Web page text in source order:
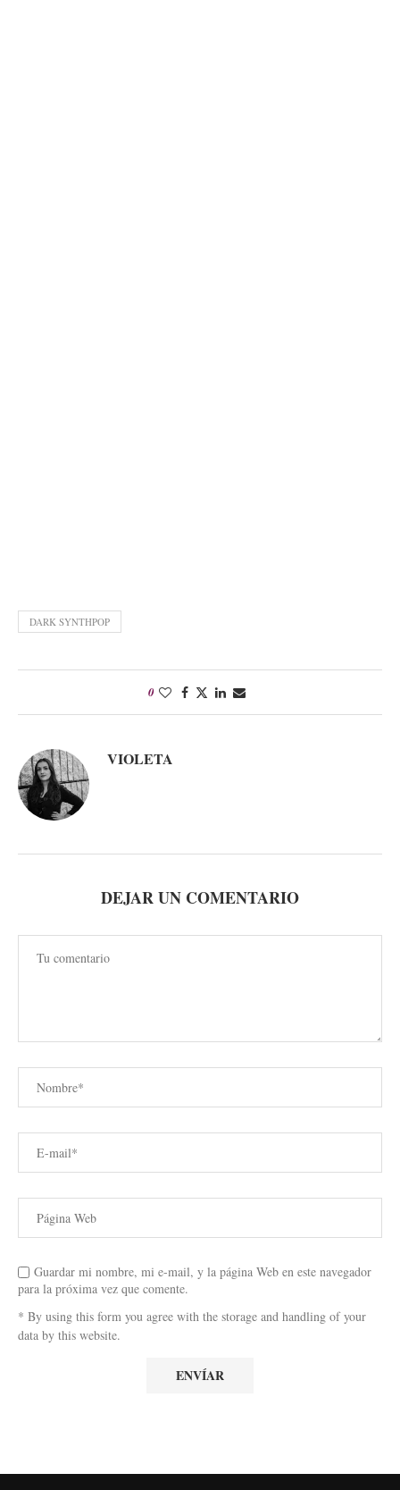
DARK SYNTHPOP
0
VIOLETA
DEJAR UN COMENTARIO
Guardar mi nombre, mi e-mail, y la página Web en este navegador
para la próxima vez que comente.
* By using this form you agree with the storage and handling of your
data by this website.